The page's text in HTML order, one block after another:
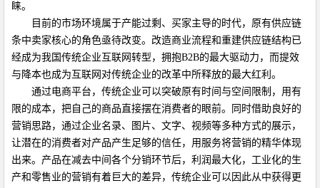
睐。
目前的市场环境属于产能过剩、买家主导的时代，原有供应链
条中卖家核心的角色亟待改变。改造商业流程和重建供应链结构已
经成为我国传统企业互联网转型，拥抱B2B的最大驱动力，而提效
与降本也成为互联网对传统企业的改革中所释放的最大红利。
通过电商平台，传统企业可以突破原有时间与空间限制，用有
限的成本，把自己的商品直接摆在消费者的眼前。同时借助良好的
营销思路，通过企业名录、图片、文字、视频等多种方式的展示，
让潜在的消费者对产品产生足够的信任，用服务将营销的精华体现
出来。产品在减去中间各个分销环节后，利润最大化，工业化的生
产和零售业的营销有着巨大的差异，传统企业可以因此从中获得更